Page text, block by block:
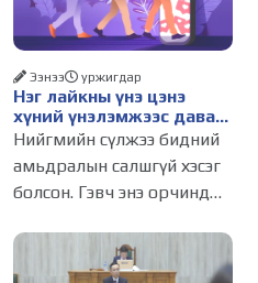
Нэг лайкны үнэ цэнэ
хүний үнэлэмжээс давах
болсон уу?
Ээнээ уржигдар
Нийгмийн сүлжээ бидний
амьдралын салшгүй хэсэг
болсон. Гэвч энэ орчинд
амжилт, тэр ч байтугай
хүний үнэ цэнийг хүртэл